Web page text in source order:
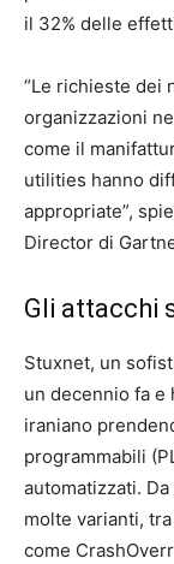
il 32% delle
“Le richieste dei
organizzazioni
come il
utilities hanno
appropriate”,
Director di
Gli attacchi
Stuxnet, un
un decennio fa e
iraniano
programmabili
automatizzati.
molte varianti,
come